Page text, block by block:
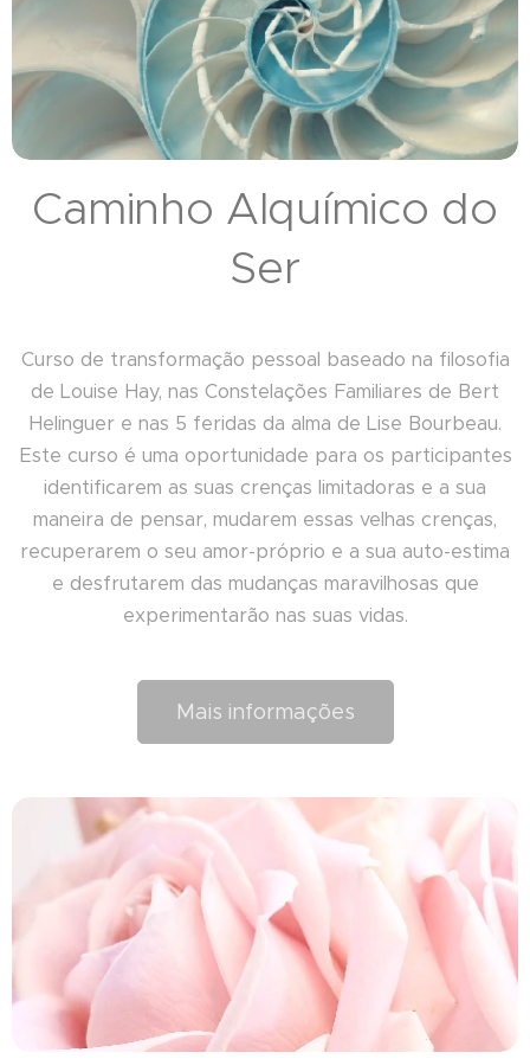
Caminho Alquímico do
Ser
Curso de transformação pessoal baseado na filosofia
de Louise Hay, nas Constelações Familiares de Bert
Helinguer e nas 5 feridas da alma de Lise Bourbeau.
Este curso é uma oportunidade para os participantes
identificarem as suas crenças limitadoras e a sua
maneira de pensar, mudarem essas velhas crenças,
recuperarem o seu amor-próprio e a sua auto-estima
e desfrutarem das mudanças maravilhosas que
experimentarão nas suas vidas.
Mais informações